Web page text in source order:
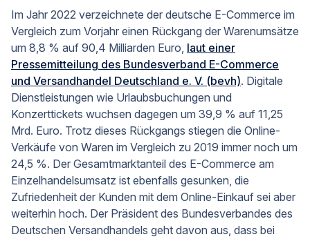
Im Jahr 2022 verzeichnete der deutsche E-Commerce im
Vergleich zum Vorjahr einen Rückgang der Warenumsätze
um 8,8 % auf 90,4 Milliarden Euro, laut einer
Pressemitteilung des Bundesverband E-Commerce
und Versandhandel Deutschland e. V. (bevh). Digitale
Dienstleistungen wie Urlaubsbuchungen und
Konzerttickets wuchsen dagegen um 39,9 % auf 11,25
Mrd. Euro. Trotz dieses Rückgangs stiegen die Online-
Verkäufe von Waren im Vergleich zu 2019 immer noch um
24,5 %. Der Gesamtmarktanteil des E-Commerce am
Einzelhandelsumsatz ist ebenfalls gesunken, die
Zufriedenheit der Kunden mit dem Online-Einkauf sei aber
weiterhin hoch. Der Präsident des Bundesverbandes des
Deutschen Versandhandels geht davon aus, dass bei